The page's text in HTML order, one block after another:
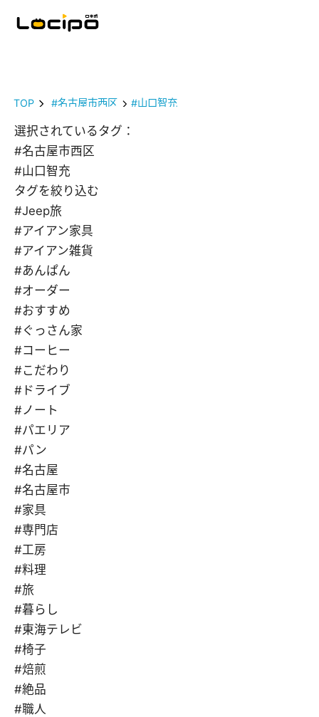
TOP #名古屋市西区 #山口智充
選択されているタグ：
#名古屋市西区
#山口智充
タグを絞り込む
#Jeep旅
#アイアン家具
#アイアン雑貨
#あんぱん
#オーダー
#おすすめ
#ぐっさん家
#コーヒー
#こだわり
#ドライブ
#ノート
#パエリア
#パン
#名古屋
#名古屋市
#家具
#専門店
#工房
#料理
#旅
#暮らし
#東海テレビ
#椅子
#焙煎
#絶品
#職人